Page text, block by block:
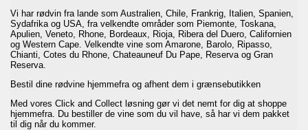
Vi har rødvin fra lande som Australien, Chile, Frankrig, Italien, Spanien,
Sydafrika og USA, fra velkendte områder som Piemonte, Toskana,
Apulien, Veneto, Rhone, Bordeaux, Rioja, Ribera del Duero, Californien
og Western Cape. Velkendte vine som Amarone, Barolo, Ripasso,
Chianti, Cotes du Rhone, Chateauneuf Du Pape, Reserva og Gran
Reserva.
Bestil dine rødvine hjemmefra og afhent dem i grænsebutikken
Med vores Click and Collect løsning gør vi det nemt for dig at shoppe
hjemmefra. Du bestiller de vine som du vil have, så har vi dem pakket
til dig når du kommer.